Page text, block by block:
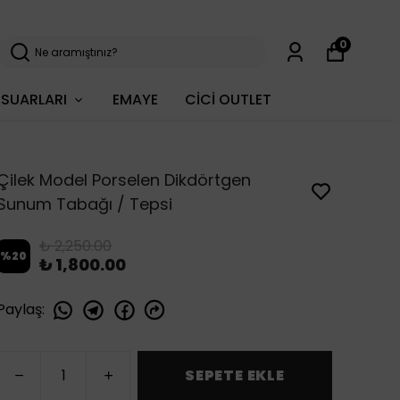
EMAYE CİCİ OUTLET
0
Model Porselen Dikdörtgen
Tabağı / Tepsi
%20 ₺ 2,250.00
₺ 1,800.00
:
SEPETE EKLE